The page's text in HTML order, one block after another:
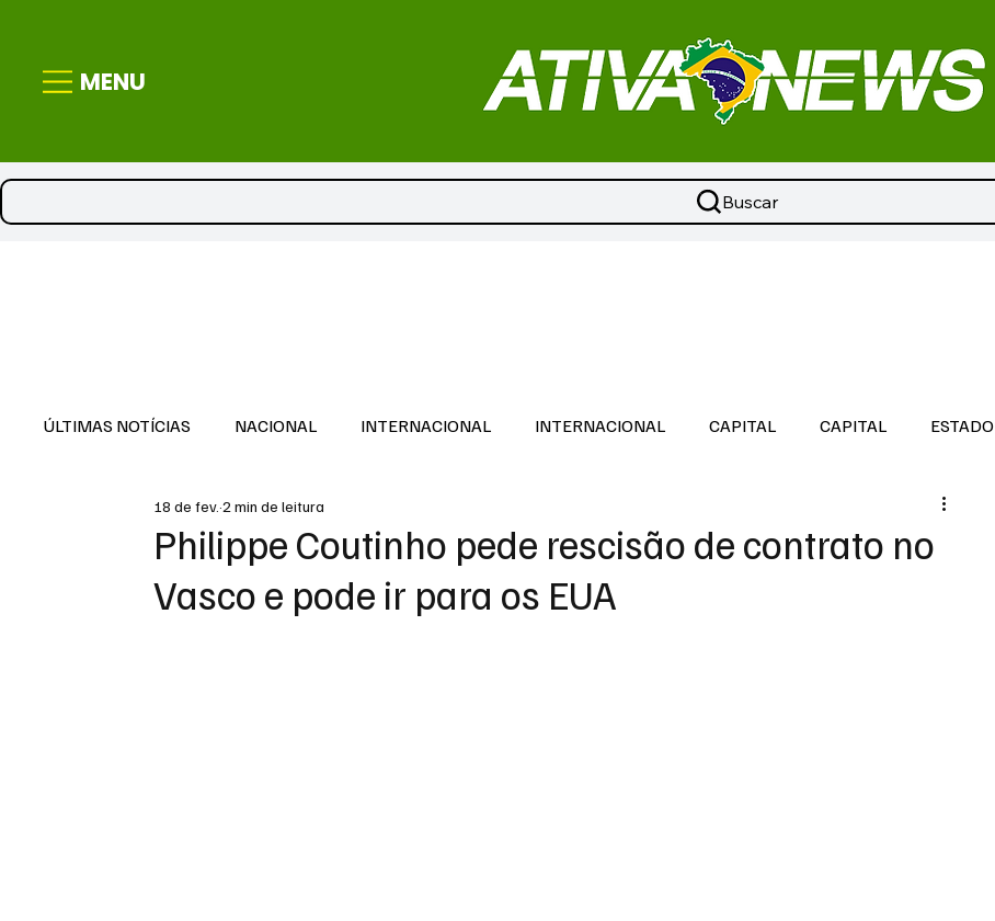
MENU
Buscar
ÚLTIMAS NOTÍCIAS NACIONAL INTERNACIONAL INTERNACIONAL CAPITAL CAPITAL ESTADO
DESTAQUE
Philippe Coutinho pede rescisão de contrato no
Vasco e pode ir para os EUA
18 de fev.2 min de leitura